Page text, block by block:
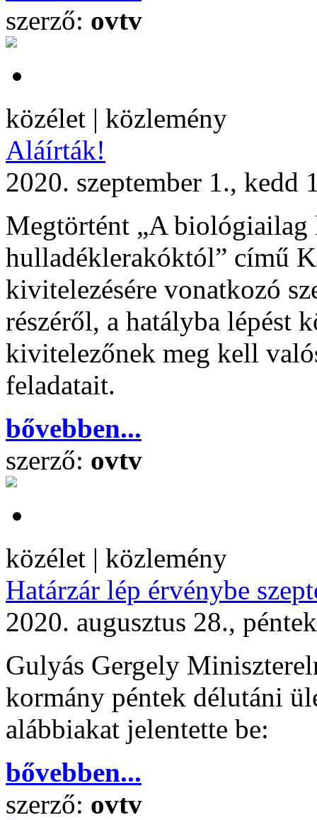
szerző: ovtv
közélet | közlemény
Aláírták!
2020. szeptember 1., kedd
Megtörtént „A biológiailag
hulladéklerakóktól” című
kivitelezésére vonatkozó
részéről, a hatályba lépést
kivitelezőnek meg kell
feladatait.
bővebben...
szerző: ovtv
közélet | közlemény
Határzár lép érvénybe
2020. augusztus 28.,
Gulyás Gergely
kormány péntek délutáni
alábbiakat jelentette be:
bővebben...
szerző: ovtv